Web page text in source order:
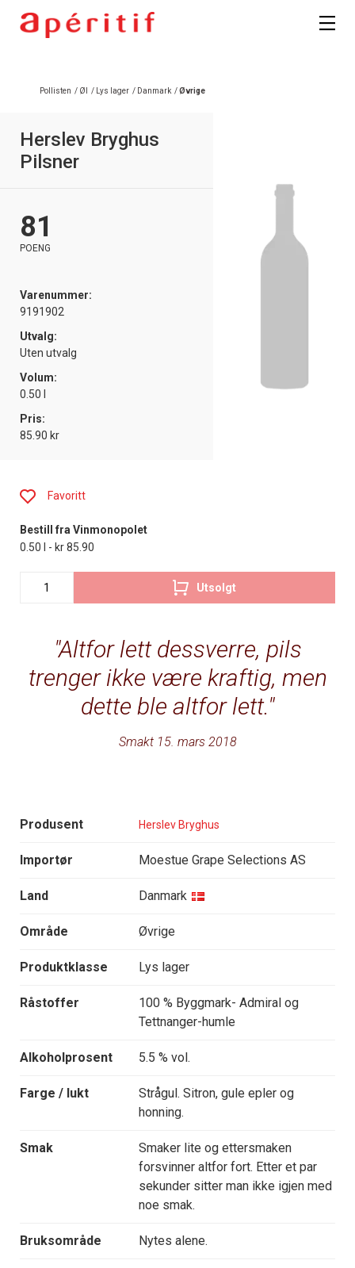
Pollisten / Øl / Lys lager / Danmark /Øvrige
Herslev Bryghus
Pilsner
81
POENG
Varenummer:
9191902
Utvalg:
Uten utvalg
Volum:
0.50 l
Pris:
85.90 kr
Altfor lett dessverre, pils
trenger ikke være kraftig, men
dette ble altfor lett.
Smakt 15. mars 2018
Produsent Herslev Bryghus
Importør Moestue Grape Selections AS
Land Danmark
Område Øvrige
Produktklasse Lys lager
Råstoffer
100 % Byggmark- Admiral og
Tettnanger-humle
Alkoholprosent 5.5 % vol.
Farge / lukt
Strågul. Sitron, gule epler og
honning.
Smak
Smaker lite og ettersmaken
forsvinner altfor fort. Etter et par
sekunder sitter man ikke igjen med
noe smak.
Bruksområde Nytes alene.
Favoritt
Bestill fra Vinmonopolet
0.50 l - kr 85.90
Utsolgt